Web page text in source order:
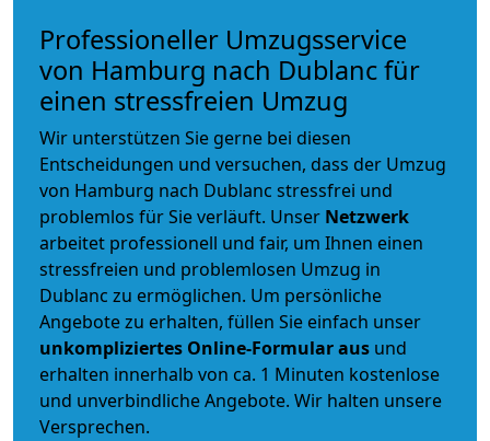
Professioneller Umzugsservice
von Hamburg nach Dublanc für
einen stressfreien Umzug
Wir unterstützen Sie gerne bei diesen
Entscheidungen und versuchen, dass der Umzug
von Hamburg nach Dublanc stressfrei und
problemlos für Sie verläuft. Unser Netzwerk
arbeitet professionell und fair, um Ihnen einen
stressfreien und problemlosen Umzug in
Dublanc zu ermöglichen. Um persönliche
Angebote zu erhalten, füllen Sie einfach unser
unkompliziertes Online-Formular aus und
erhalten innerhalb von ca. 1 Minuten kostenlose
und unverbindliche Angebote. Wir halten unsere
Versprechen.